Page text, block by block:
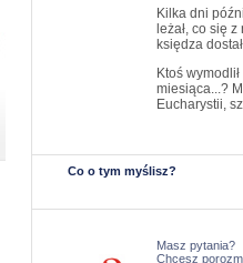
Kilka dni
leżał, co się
księdza
Ktoś
miesiąca...?
Eucharystii,
Co o tym myślisz?
Masz pytania?
Chcesz